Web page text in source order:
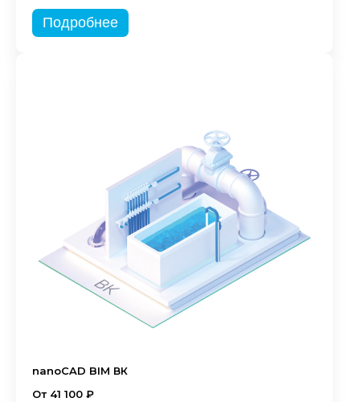
Подробнее
nanoCAD BIM ВК
От 41 100 ₽